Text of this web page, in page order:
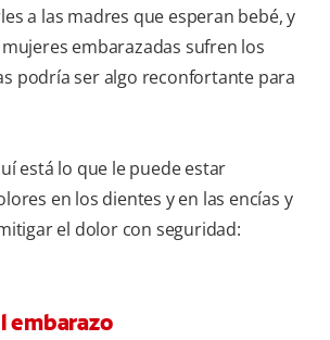
a las madres que esperan bebé, y
embarazadas sufren los
podría ser algo reconfortante para
está lo que le puede estar
en los dientes y en las encías y
el dolor con seguridad:
embarazo